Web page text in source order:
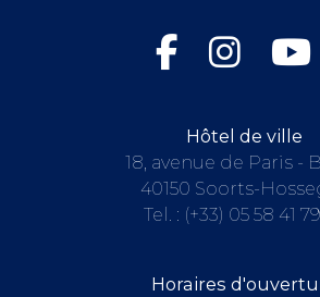
Hôtel de ville
18, avenue de Paris -
40150 Soorts-
Tel. : (+33) 05 58 41
Horaires